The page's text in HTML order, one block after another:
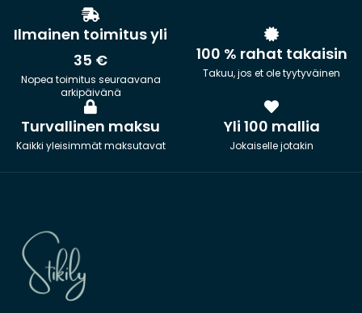
Ilmainen toimitus yli
35 €
Nopea toimitus seuraavana
arkipäivänä
100 % rahat takaisin
Takuu, jos et ole tyytyväinen
Turvallinen maksu
Kaikki yleisimmät maksutavat
Yli 100 mallia
Jokaiselle jotakin